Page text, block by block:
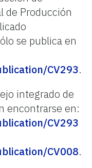
de Producción
se publica en
CV293.
integrado de
encontrarse en:
CV293
CV008.